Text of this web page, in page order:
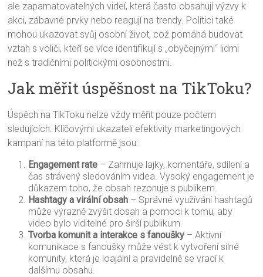
ale zapamatovatelných videí, která často obsahují výzvy k
akci, zábavné prvky nebo reagují na trendy. Politici také
mohou ukazovat svůj osobní život, což pomáhá budovat
vztah s voliči, kteří se více identifikují s „obyčejnými“ lidmi
než s tradičními politickými osobnostmi.
Jak měřit úspěšnost na TikToku?
Úspěch na TikToku nelze vždy měřit pouze počtem
sledujících. Klíčovými ukazateli efektivity marketingových
kampaní na této platformě jsou:
Engagement rate – Zahrnuje lajky, komentáře, sdílení a
čas strávený sledováním videa. Vysoký engagement je
důkazem toho, že obsah rezonuje s publikem.
Hashtagy a virální obsah – Správné využívání hashtagů
může výrazně zvýšit dosah a pomoci k tomu, aby
video bylo viditelné pro širší publikum.
Tvorba komunit a interakce s fanoušky – Aktivní
komunikace s fanoušky může vést k vytvoření silné
komunity, která je loajální a pravidelně se vrací k
dalšímu obsahu.